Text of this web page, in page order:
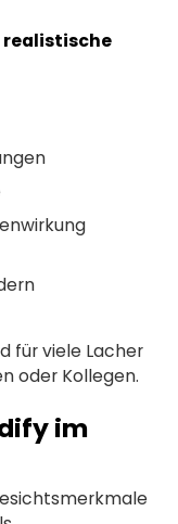
realistische
für viele Lacher
oder Kollegen.
im